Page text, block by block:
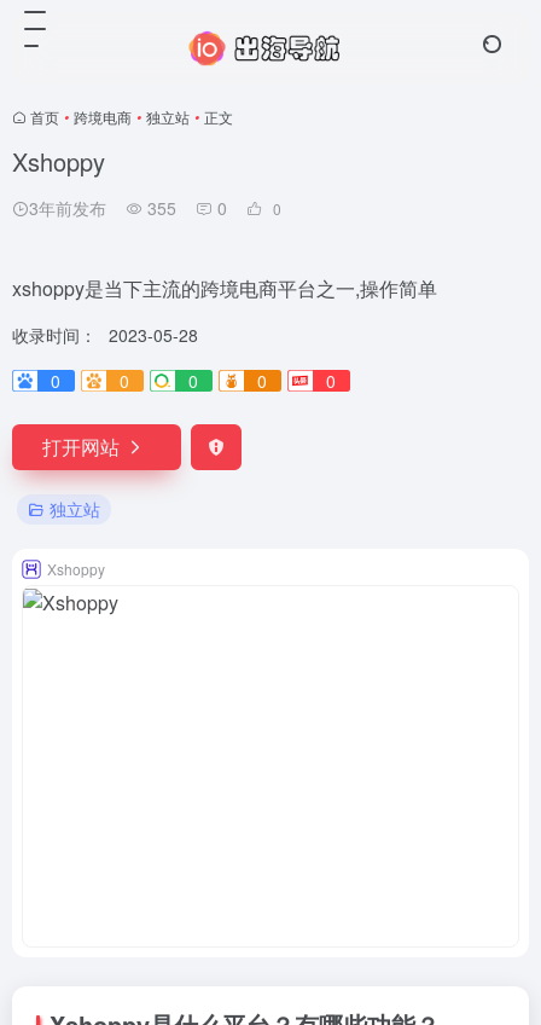
首页 • 跨境电商 • 独立站 • 正文
Xshoppy
3年前发布 355 0 0
xshoppy是当下主流的跨境电商平台之一,操作简单
收录时间：
2023-05-28
0
0 0 0 0
打开网站
独立站
Xshoppy